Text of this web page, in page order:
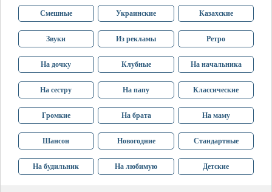
Смешные Украинские Казахские
Звуки Из рекламы Ретро
На дочку Клубные На начальника
На сестру На папу Классические
Громкие На брата На маму
Шансон Новогодние Стандартные
На будильник На любимую Детские